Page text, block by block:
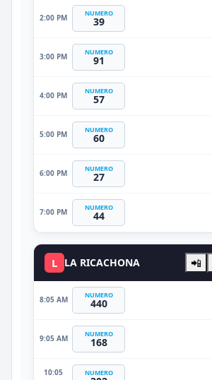
2:00 PM NUMERO
39
3:00 PM NUMERO
91
4:00 PM NUMERO
57
5:00 PM NUMERO
60
6:00 PM NUMERO
27
7:00 PM NUMERO
44
L LA RICACHONA 📲
8:05 AM NUMERO
440
9:05 AM NUMERO
168
10:05
NUMERO